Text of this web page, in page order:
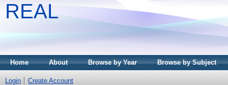
REAL
Home About Browse by Year Browse by Subject
Login Create Account